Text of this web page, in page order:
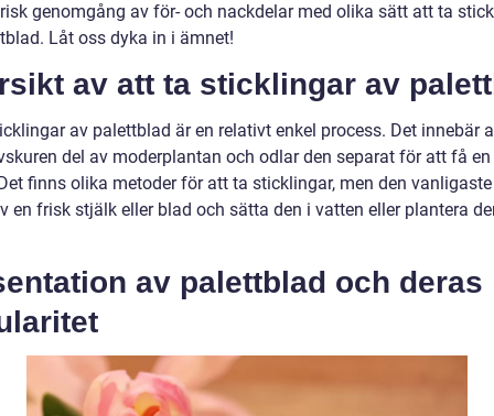
genomgång av för- och nackdelar med olika sätt att ta
Låt oss dyka in i ämnet!
av att ta sticklingar av
av palettblad är en relativt enkel process. Det innebär
del av moderplantan och odlar den separat för att få
finns olika metoder för att ta sticklingar, men den
en frisk stjälk eller blad och sätta den i vatten eller plantera
av palettblad och deras